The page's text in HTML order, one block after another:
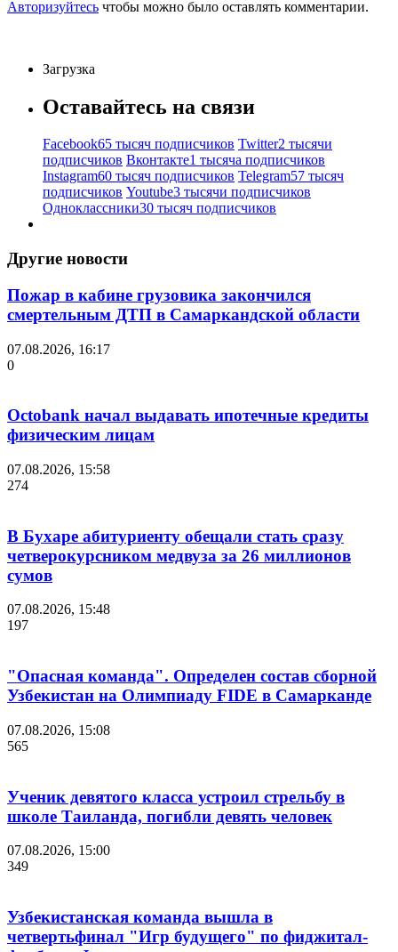
Авторизуйтесь чтобы можно было оставлять комментарии.
Загрузка
Оставайтесь на связи
Facebook65 тысяч подписчиков Twitter2 тысячи
подписчиков Вконтакте1 тысяча подписчиков
Instagram60 тысяч подписчиков Telegram57 тысяч
подписчиков Youtube3 тысячи подписчиков
Одноклассники30 тысяч подписчиков
Другие новости
Пожар в кабине грузовика закончился
смертельным ДТП в Самаркандской области
07.08.2026, 16:17
0
Octobank начал выдавать ипотечные кредиты
физическим лицам
07.08.2026, 15:58
274
В Бухаре абитуриенту обещали стать сразу
четверокурсником медвуза за 26 миллионов
сумов
07.08.2026, 15:48
197
"Опасная команда". Определен состав сборной
Узбекистан на Олимпиаду FIDE в Самарканде
07.08.2026, 15:08
565
Ученик девятого класса устроил стрельбу в
школе Таиланда, погибли девять человек
07.08.2026, 15:00
349
Узбекистанская команда вышла в
четвертьфинал "Игр будущего" по фиджитал-